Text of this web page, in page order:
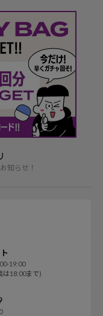
知らせ！
19:00
は18:00まで)